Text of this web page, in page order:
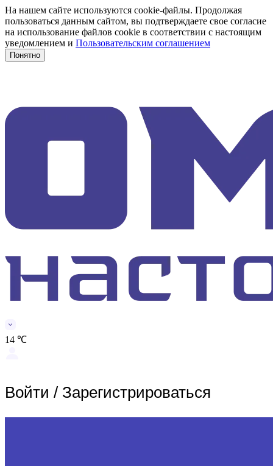
На нашем сайте используются cookie-файлы. Продолжая
пользоваться данным сайтом, вы подтверждаете свое согласие
на использование файлов cookie в соответствии с настоящим
уведомлением и Пользовательским соглашением
Понятно
14 ℃
Войти / Зарегистрироваться